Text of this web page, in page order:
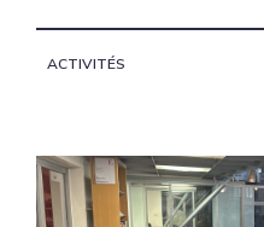
ACTIVITÉS